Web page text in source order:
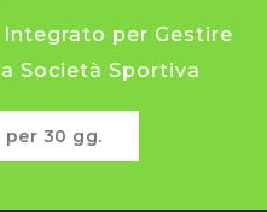
per Gestire
Società Sportiva
per 30 gg.